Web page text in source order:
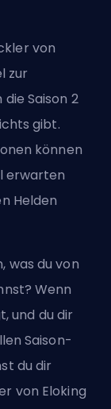
von
zur
Saison 2
gibt.
können
erwarten
Helden
was du von
Wenn
und du dir
Saison-
du dir
von Eloking